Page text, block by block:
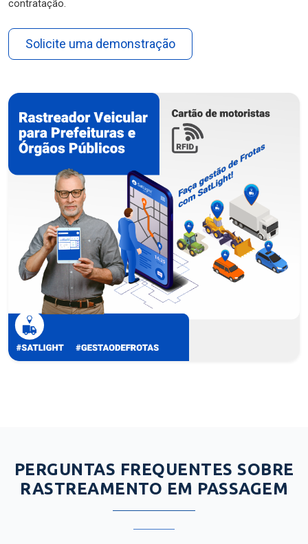
contratação.
Solicite uma demonstração
PERGUNTAS FREQUENTES SOBRE
RASTREAMENTO EM PASSAGEM